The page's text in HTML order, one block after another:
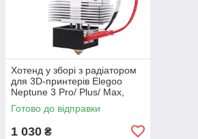
Хотенд у зборі з радіатором
для 3D-принтерів Elegoo
Neptune 3 Pro/ Plus/ Max,
сопло 0.4мм, латунь,
(50.204.0001/ 20.205.0035)
Готово до відправки
1 030 ₴